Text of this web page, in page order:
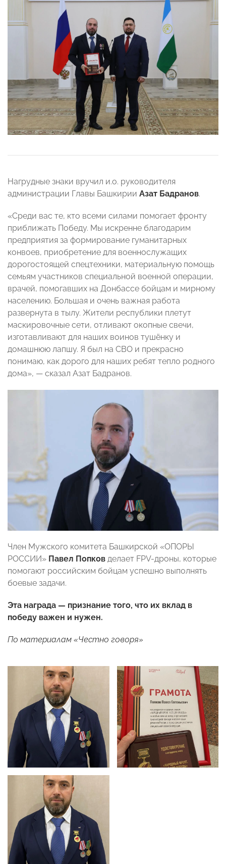
Нагрудные знаки вручил и.о. руководителя
администрации Главы Башкирии Азат Бадранов.
«Среди вас те, кто всеми силами помогает фронту
приближать Победу. Мы искренне благодарим
предприятия за формирование гуманитарных
конвоев, приобретение для военнослужащих
дорогостоящей спецтехники, материальную помощь
семьям участников специальной военной операции,
врачей, помогавших на Донбассе бойцам и мирному
населению. Большая и очень важная работа
развернута в тылу. Жители республики плетут
маскировочные сети, отливают окопные свечи,
изготавливают для наших воинов тушёнку и
домашнюю лапшу. Я был на СВО и прекрасно
понимаю, как дорого для наших ребят тепло родного
дома», — сказал Азат Бадранов.
Член Мужского комитета Башкирской «ОПОРЫ
РОССИИ» Павел Попков делает FPV-дроны, которые
помогают российским бойцам успешно выполнять
боевые задачи.
Эта награда — признание того, что их вклад в
победу важен и нужен.
По материалам «Честно говоря»